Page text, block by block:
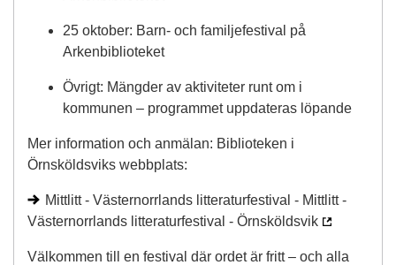
25 oktober: Barn- och familjefestival på
Arkenbiblioteket
Övrigt: Mängder av aktiviteter runt om i
kommunen – programmet uppdateras löpande
Mer information och anmälan: Biblioteken i
Örnsköldsviks webbplats:
Mittlitt - Västernorrlands litteraturfestival - Mittlitt -
Västernorrlands litteraturfestival - Örnsköldsvik
Välkommen till en festival där ordet är fritt – och alla